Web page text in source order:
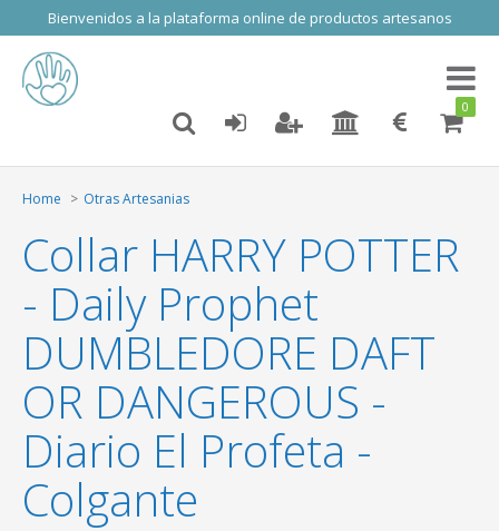
Bienvenidos a la plataforma online de productos artesanos
Toggle
0
Home Otras Artesanias
Collar HARRY POTTER
- Daily Prophet
DUMBLEDORE DAFT
OR DANGEROUS -
Diario El Profeta -
Colgante